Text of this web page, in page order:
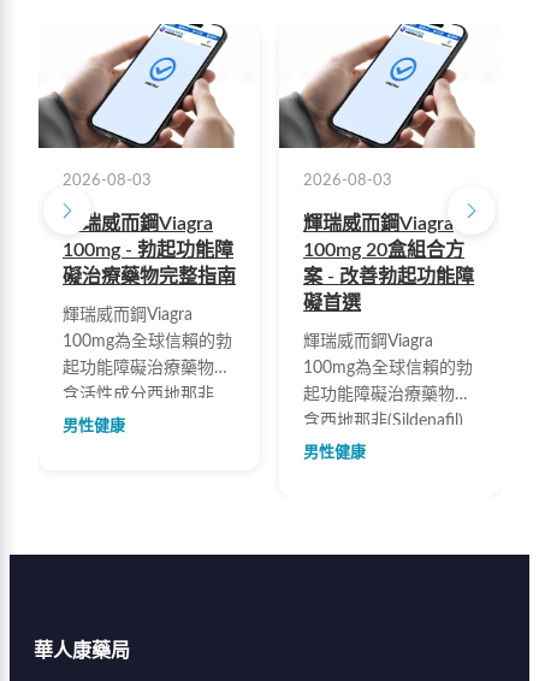
2026-08-03
輝瑞威而鋼Viagra
100mg - 勃起功能障
礙治療藥物完整指南
輝瑞威而鋼Viagra
100mg為全球信賴的勃
起功能障礙治療藥物，
含活性成分西地那非
(Sildenafil)。起效快速
評估表及隱密配送服
男性健康
2026-08-03
輝瑞威而鋼Viagra
100mg 20盒組合方
案 - 改善勃起功能障
礙首選
輝瑞威而鋼Viagra
100mg為全球信賴的勃
起功能障礙治療藥物，
含西地那非(Sildenafil)
成分，能有效提升勃起
隱密包裝快速配送。
男性健康
華人康藥局